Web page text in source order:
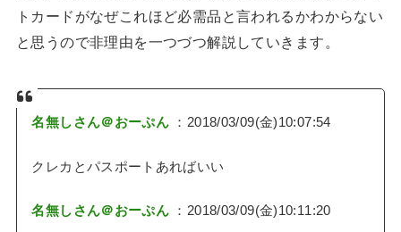
トカードがなぜこれほど必需品と言われるかわからない
と思うので非理由を一つづつ解説していきます。
名無しさん＠おーぷん ：2018/03/09(金)10:07:54
クレカとパスポートあればいい
名無しさん＠おーぷん ：2018/03/09(金)10:11:20